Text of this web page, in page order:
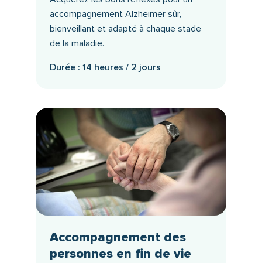
accompagnement Alzheimer sûr,
bienveillant et adapté à chaque stade
de la maladie.
Durée : 14 heures / 2 jours
Accompagnement des
personnes en fin de vie